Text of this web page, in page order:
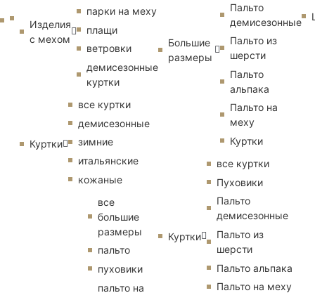
Изделия
с мехом
парки на меху
плащи
ветровки
демисезонные
куртки
Куртки
все куртки
демисезонные
зимние
итальянские
кожаные
все
большие
размеры
пальто
пуховики
пальто на
Большие
размеры
Пальто
демисезонные
Пальто из
шерсти
Пальто
альпака
Пальто на
меху
Куртки
Куртки
все куртки
Пуховики
Пальто
демисезонные
Пальто из
шерсти
Пальто альпака
Пальто на меху